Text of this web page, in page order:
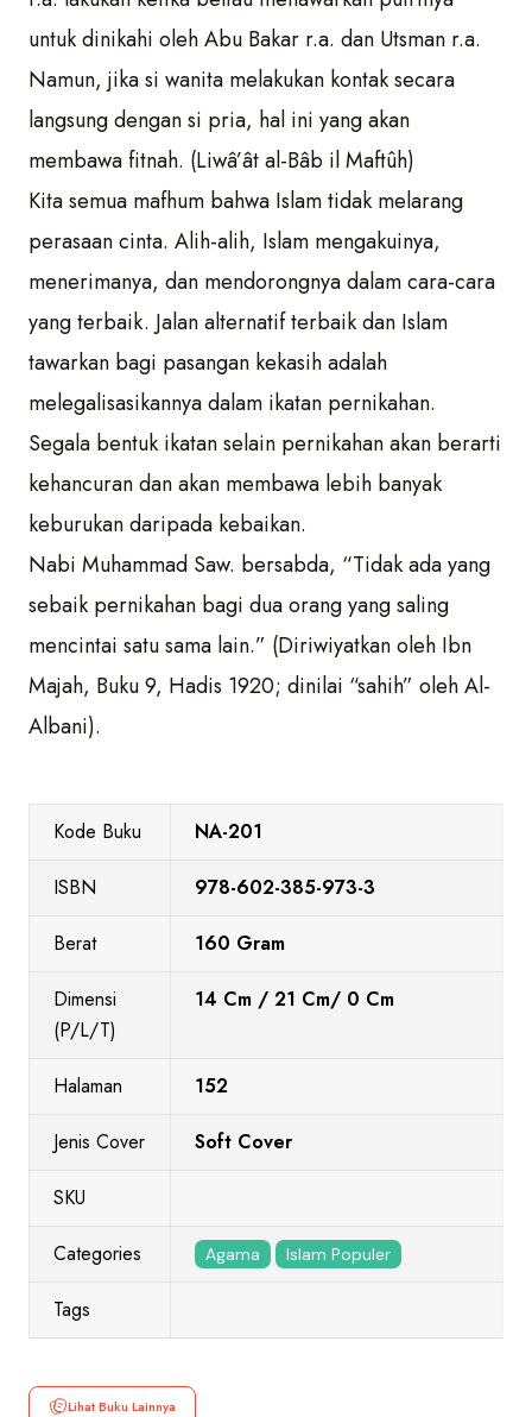
untuk dinikahi oleh Abu Bakar r.a. dan Utsman r.a.
Namun, jika si wanita melakukan kontak secara
langsung dengan si pria, hal ini yang akan
membawa fitnah. (Liwâ’ât al-Bâb il Maftûh)
Kita semua mafhum bahwa Islam tidak melarang
perasaan cinta. Alih-alih, Islam mengakuinya,
menerimanya, dan mendorongnya dalam cara-cara
yang terbaik. Jalan alternatif terbaik dan Islam
tawarkan bagi pasangan kekasih adalah
melegalisasikannya dalam ikatan pernikahan.
Segala bentuk ikatan selain pernikahan akan berarti
kehancuran dan akan membawa lebih banyak
keburukan daripada kebaikan.
Nabi Muhammad Saw. bersabda, “Tidak ada yang
sebaik pernikahan bagi dua orang yang saling
mencintai satu sama lain.” (Diriwiyatkan oleh Ibn
Majah, Buku 9, Hadis 1920; dinilai “sahih” oleh Al-
Albani).
Kode Buku NA-201
ISBN 978-602-385-973-3
Berat 160 Gram
Dimensi
(P/L/T)
14 Cm / 21 Cm/ 0 Cm
Halaman 152
Jenis Cover Soft Cover
SKU
Categories Agama Islam Populer
Tags
Lihat Buku Lainnya